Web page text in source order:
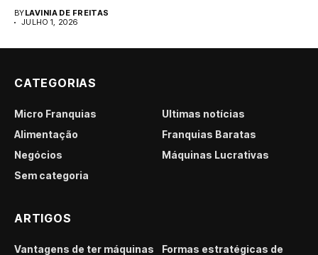
BYLAVINIA DE FREITAS
JULHO 1, 2026
CATEGORIAS
Micro Franquias
Últimas notícias
Alimentação
Franquias Baratas
Negócios
Máquinas Lucrativas
Sem categoria
ARTIGOS
Vantagens de ter máquinas Formas estratégicas de